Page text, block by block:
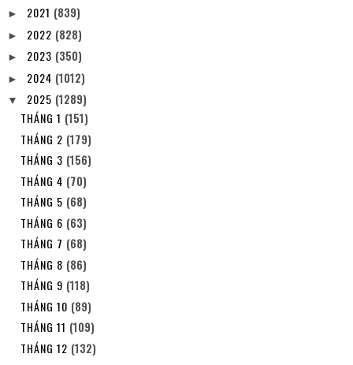
► 2021 (839)
► 2022 (828)
► 2023 (350)
► 2024 (1012)
▼ 2025 (1289)
THÁNG 1 (151)
THÁNG 2 (179)
THÁNG 3 (156)
THÁNG 4 (70)
THÁNG 5 (68)
THÁNG 6 (63)
THÁNG 7 (68)
THÁNG 8 (86)
THÁNG 9 (118)
THÁNG 10 (89)
THÁNG 11 (109)
THÁNG 12 (132)